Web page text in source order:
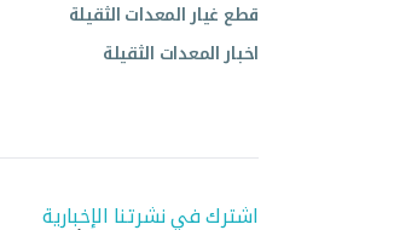
قطع غيار المعدات الثقيلة
اخبار المعدات الثقيلة
اشترك في نشرتنا الإخبارية